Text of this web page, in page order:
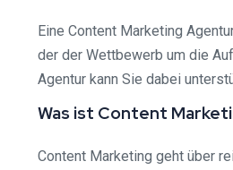
Eine Content Marketing
der der Wettbewerb um die
Agentur kann Sie dabei
Was ist Content
Content Marketing geht über